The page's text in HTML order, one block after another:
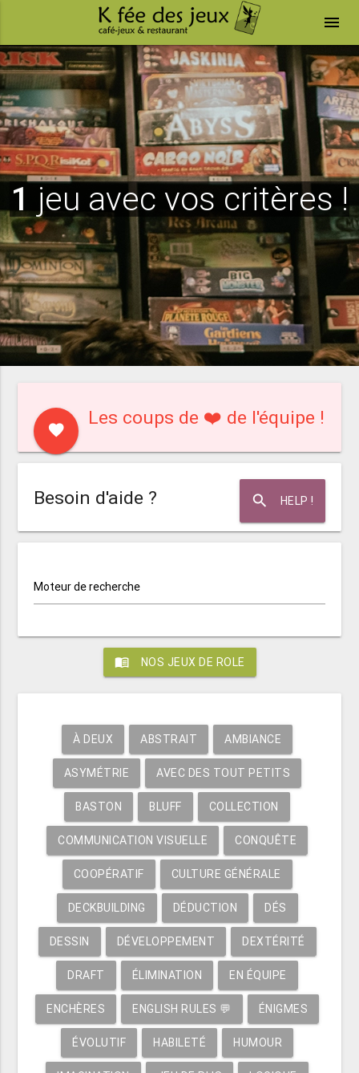
menu
1 jeu avec vos critères !
favorite
Les coups de ❤️ de l'équipe !
search HELP !
Besoin d'aide ?
Moteur de recherche
menu_book NOS JEUX DE ROLE
À DEUX ABSTRAIT AMBIANCE
ASYMÉTRIE AVEC DES TOUT PETITS
BASTON BLUFF COLLECTION
COMMUNICATION VISUELLE CONQUÊTE
COOPÉRATIF CULTURE GÉNÉRALE
DECKBUILDING DÉDUCTION DÉS
DESSIN DÉVELOPPEMENT DEXTÉRITÉ
DRAFT ÉLIMINATION EN ÉQUIPE
ENCHÈRES ENGLISH RULES 💬 ÉNIGMES
ÉVOLUTIF HABILETÉ HUMOUR